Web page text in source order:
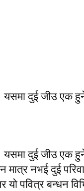
यसमा दुई जीउ एक
यसमा दुई जीउ एक
नभई दुई
पवित्र बन्धन